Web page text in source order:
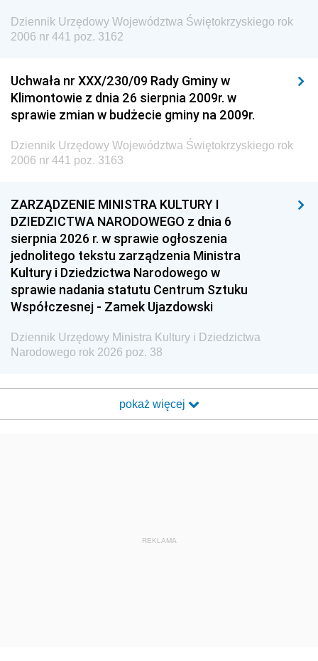
Dziennik Urzędowy Województwa Świętokrzyskiego rok
2006 nr 441 poz. 3162
Uchwała nr XXX/230/09 Rady Gminy w
Klimontowie z dnia 26 sierpnia 2009r. w
sprawie zmian w budżecie gminy na 2009r.
Dziennik Urzędowy Województwa Świętokrzyskiego rok
2006 nr 441 poz. 3163
ZARZĄDZENIE MINISTRA KULTURY I
DZIEDZICTWA NARODOWEGO z dnia 6
sierpnia 2026 r. w sprawie ogłoszenia
jednolitego tekstu zarządzenia Ministra
Kultury i Dziedzictwa Narodowego w
sprawie nadania statutu Centrum Sztuku
Współczesnej - Zamek Ujazdowski
Dziennik Urzędowy Ministra Kultury i Dziedzictwa
Narodowego rok 2026 poz. 38
pokaż więcej
REKLAMA